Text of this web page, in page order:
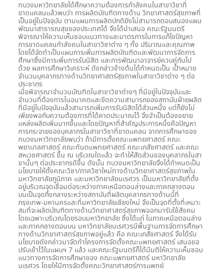
ทบวงมหาวิทยาลัยได้ศึกษาความต้องการกำลังคนในสาขาวิชาที่
ขาดแคลนแล้วพบว่า การผลิตบัณฑิตทางด้าน วิทยาศาสตร์สุขภาพที่
เป็นอยู่ในปัจจุบัน ตามแผนการผลิตปกติยังไม่สามารถตอบสนองแผน
พัฒนาสาธารณสุขของประเทศได้ จึงได้นำเสนอ คณะรัฐมนตรี
พิจารณาให้ความเห็นชอบแนวทางและมาตรการในการแก้ไขปัญหา
การขาดแคลนกำลังคนในสาขาวิชาต่าง ๆ ทั้ง ปริมาณและคุณภาพ
โดยได้จัดทำเป็นแผนการเพิ่มการผลิตบัณฑิตและพัฒนาการจัดการ
ศึกษาซึ่งมีการเพิ่มการรับนิสิต และการพัฒนาอาจารย์ควบคู่กันไป
ด้วย ผลการศึกษาวิเคราะห์ ดังกล่าวข้างต้นได้กำหนดเป็น เป้าหมาย
จำนวนบุคลากรทางด้านวิทยาศาสตร์สุขภาพในสาขาวิชาต่าง ๆ ต่อ
ประชากร
เมื่อพิจารณาจำนวนบัณฑิตในสาขาวิชาต่างๆ ที่มีอยู่ในปัจจุบันและ
จำนวนที่ต้องการในอนาคตและขีดความสามารถของสถาบันฝ่ายผลิต
ที่มีอยู่ในปัจจุบันแล้วสามารถเพิ่มการรับนิสิตได้ส่วนหนึ่ง แต่ก็ยังไม่
เพียงพอกับความต้องการที่ได้คาดประมาณไว้ จึงจำเป็นต้องขยาย
แหล่งผลิตเพิ่มมากขึ้นและโดยปัญหาที่สำคัญประการหนึ่งคือปัญหา
การกระจายของบุคลากรในสาขาวิชาที่ขาดแคลน จากการศึกษาของ
ทบวงมหาวิทยาลัยพบว่า ถ้ามีการตั้งคณะแพทยศาสตร์ คณะ
พยาบาลศาสตร์ คณะทันตแพทยศาสตร์ คณะเภสัชศาสตร์ และคณะ
สหเวชศาสตร์ ขึ้น ณ บริเวณใดแล้ว จะทำให้สัดส่วนของบุคลากรในสา
ขานั้นๆ ต่อประชากรดีขึ้น ดังนั้น ทบวงมหาวิทยาลัยจึงได้กำหนดเป็น
นโยบายให้ตั้งคณะวิชา/ภาควิชาใหม่ทางด้านวิทยาศาสตร์สุขภาพใน
มหาวิทยาลัยภูมิภาค และมหาวิทยาลัยนเรศวร เป็นมหาวิทยาลัยที่ตั้ง
อยู่บริเวณจุดเชื่อมต่อระหว่างภาคเหนือตอนล่างและภาคกลางตอน
บนเป็นจุดกึ่งกลางระหว่างสถาบันที่ผลิตบุคลากรทางด้านนี้ที่
กรุงเทพ-มหานครและที่มหาวิทยาลัยเชียงใหม่ จึงเป็นจุดที่ตั้งที่เหมาะ
สมที่จะผลิตบัณฑิตทางด้านวิทยาศาสตร์สุขภาพออกมารับใช้สังคม
โดยเฉพาะบริเวณโดยรอบมหาวิทยาลัย ซึ่งได้แก่ ในภาคเหนือตอนล่าง
และภาคกลางตอนบน มหาวิทยาลัยนเรศวรมีพื้นฐานการจัดการศึกษา
ทางด้านวิทยาศาสตร์สุขภาพอยู่แล้ว คือ คณะเภสัชศาสตร์ จึงได้รับ
นโยบายดังกล่าวมาจัดทำโครงการจัดตั้งคณะแพทยศาสตร์ เสนอขอ
ปรับเข้าไว้ในแผนฯ 7 แล้ว และคณะรัฐมนตรีก็ได้มีมติให้ความเห็นชอบ
แนวทางการจัดการศึกษาของ คณะแพทยศาสตร์ มหาวิทยาลัย
นเรศวร โดยให้มีการจัดตั้งคณะวิทยาศาสตร์การแพทย์